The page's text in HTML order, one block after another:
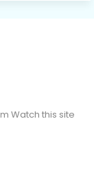
Watch this site